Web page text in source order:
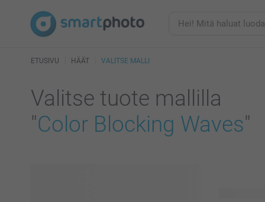
ETUSIVU HÄÄT VALITSE MALLI
Valitse tuote mallilla
"Color Blocking Waves"